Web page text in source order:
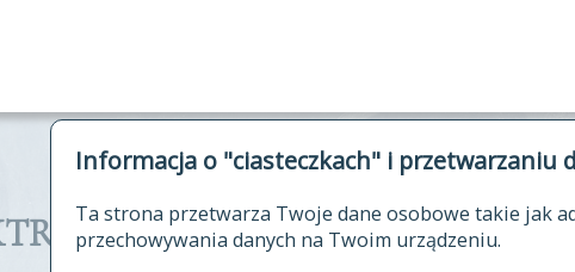
Informacja o "ciasteczkach" i przetwarzaniu
Ta strona przetwarza Twoje dane osobowe takie jak
przechowywania danych na Twoim urządzeniu.
SŁOWNIK JĘZYKA